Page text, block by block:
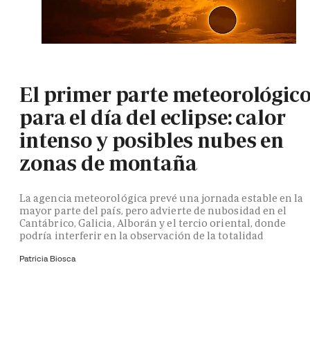
El primer parte
para el día del eclipse: calor
intenso y posibles nubes en
zonas de montaña
La agencia meteorológica prevé una jornada estable en la
mayor parte del país, pero advierte de nubosidad en el
Cantábrico, Galicia, Alborán y el tercio oriental, donde
podría interferir en la observación de la totalidad
Patricia Biosca